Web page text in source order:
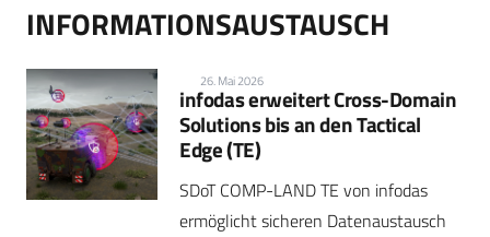
INFORMATIONSAUSTAUSCH
26. Mai 2026
infodas erweitert Cross-Domain
Solutions bis an den Tactical
Edge (TE)
SDoT COMP-LAND TE von infodas
ermöglicht sicheren Datenaustausch